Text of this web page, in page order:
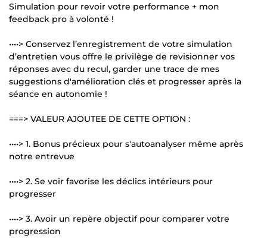
Simulation pour revoir votre performance + mon
feedback pro à volonté !
••••> Conservez l’enregistrement de votre simulation
d’entretien vous offre le privilège de revisionner vos
réponses avec du recul, garder une trace de mes
suggestions d'amélioration clés et progresser après la
séance en autonomie !
===> VALEUR AJOUTEE DE CETTE OPTION :
••••> 1. Bonus précieux pour s'autoanalyser même après
notre entrevue
••••> 2. Se voir favorise les déclics intérieurs pour
progresser
••••> 3. Avoir un repère objectif pour comparer votre
progression